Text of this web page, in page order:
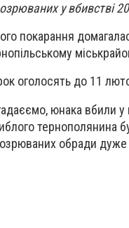
у вбивстві
покарання
оголосять до 11
юнака вбили у
тернополянина
обради дуже